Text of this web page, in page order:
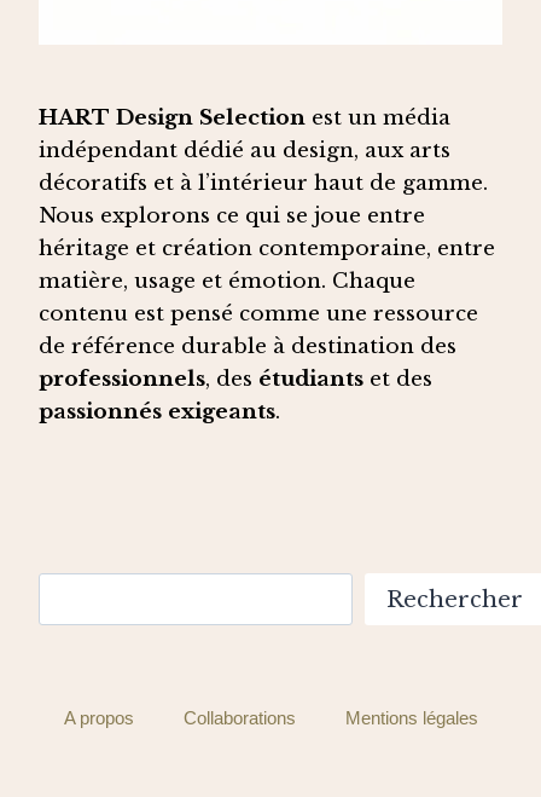
HART Design Selection est un média
indépendant dédié au design, aux arts
décoratifs et à l’intérieur haut de gamme.
Nous explorons ce qui se joue entre
héritage et création contemporaine, entre
matière, usage et émotion. Chaque
contenu est pensé comme une ressource
de référence durable à destination des
professionnels, des étudiants et des
passionnés exigeants.
Rechercher
A propos Collaborations Mentions légales